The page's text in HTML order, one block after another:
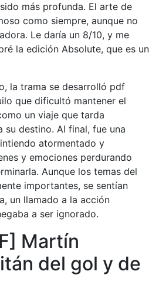
más profunda. El arte de
como siempre, aunque no
Le daría un 8/10, y me
la edición Absolute, que es un
la trama se desarrolló pdf
que dificultó mantener el
un viaje que tarda
su destino. Al final, fue una
atormentado y
y emociones perdurando
Aunque los temas del
importantes, se sentían
un llamado a la acción
a ser ignorado.
Martín
del gol y de